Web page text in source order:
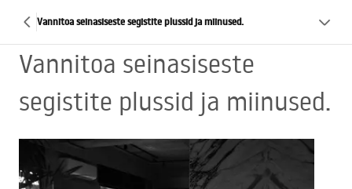
Vannitoa seinasiseste segistite plussid ja miinused.
Vannitoa seinasiseste
segistite plussid ja miinused.